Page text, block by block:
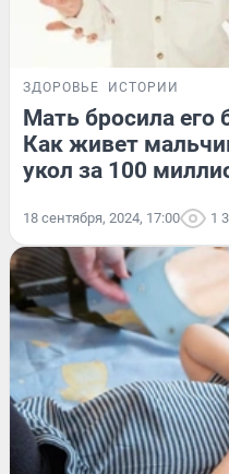
ЗДОРОВЬЕ ИСТОРИИ
Мать бросила
Как живет
укол за 100
18 сентября, 2024, 17:00 1